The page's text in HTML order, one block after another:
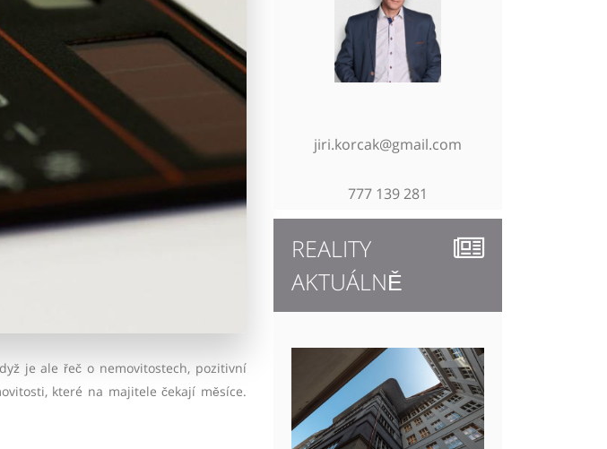
je ale řeč o nemovitostech, pozitivní
které na majitele čekají měsíce.
jiri.korcak@gmail.com
777 139 281
REALITY
AKTUÁLNĚ